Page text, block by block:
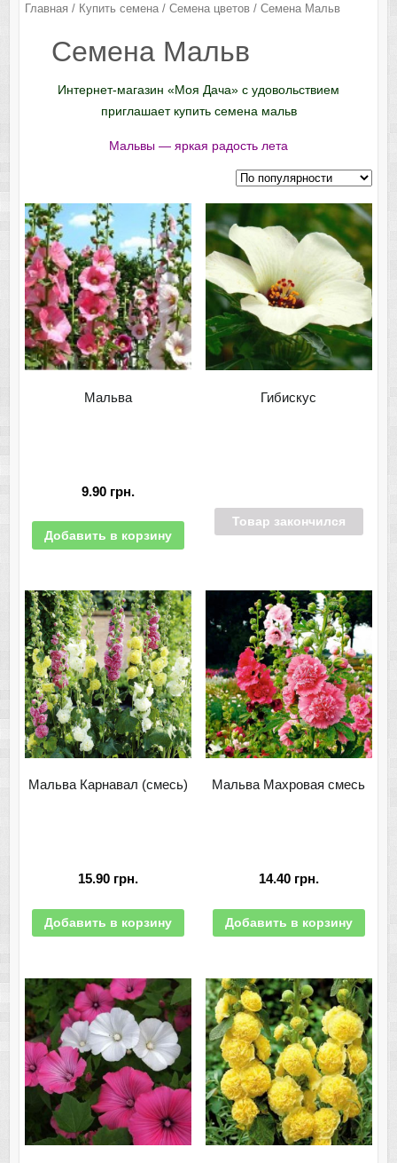
Главная / Купить семена/ Семена цветов/ Семена Мальв
Семена Мальв
Интернет-магазин «Моя Дача» с удовольствием
приглашает купить семена мальв
Мальвы — яркая радость лета
Мальва
9.90 грн.
Добавить в корзину
Гибискус
Товар закончился
Мальва Карнавал (смесь)
15.90 грн.
Добавить в корзину
Мальва Махровая смесь
14.40 грн.
Добавить в корзину